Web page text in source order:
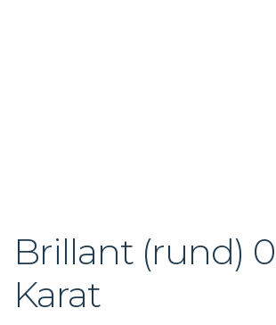
Brillant (rund)
Karat